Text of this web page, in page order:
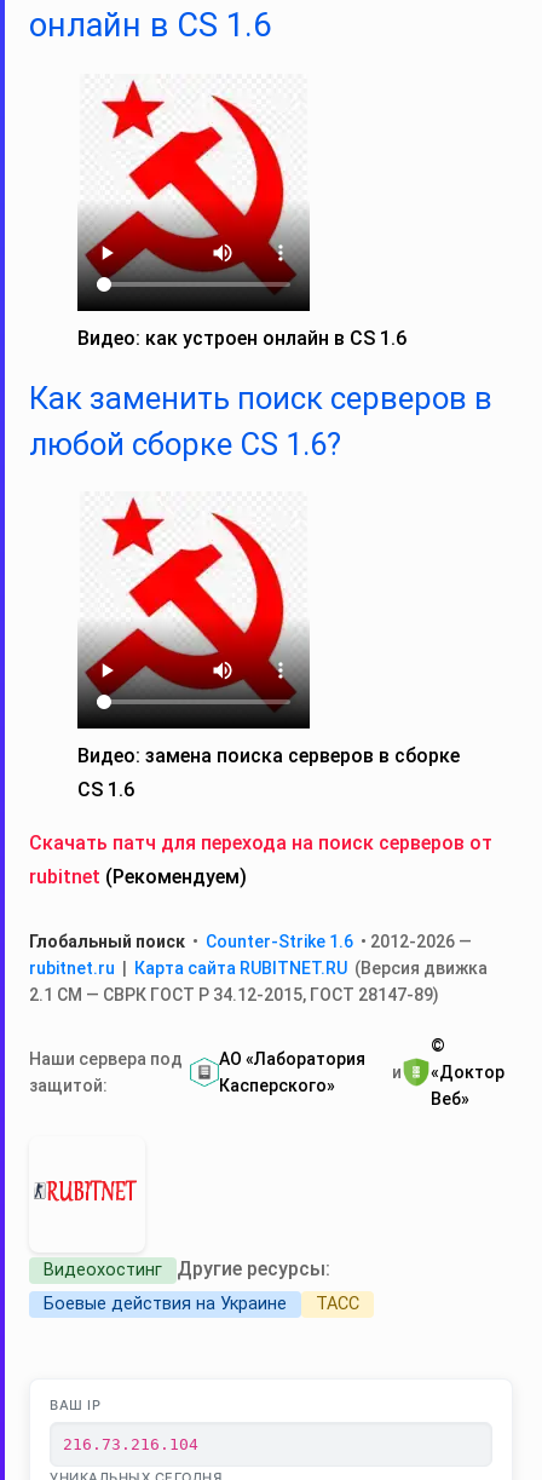
онлайн в CS 1.6
Видео: как устроен онлайн в CS 1.6
Как заменить поиск серверов в
любой сборке CS 1.6?
Видео: замена поиска серверов в сборке
CS 1.6
Скачать патч для перехода на поиск серверов от
rubitnet (Рекомендуем)
Глобальный поиск • Counter-Strike 1.6 • 2012-2026 —
rubitnet.ru
Карта сайта RUBITNET.RU (Версия движка
2.1 СМ — СВРК ГОСТ Р 34.12‑2015, ГОСТ 28147‑89)
Наши сервера под
защитой:
АО «Лаборатория
Касперского»
и
©
«Доктор
Веб»
Видеохостинг Другие ресурсы:
Боевые действия на Украине ТАСС
ВАШ IP
216.73.216.104